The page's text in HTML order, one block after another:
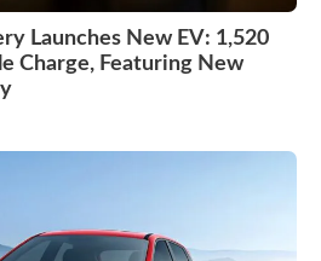
Launches New EV: 1,520
Charge, Featuring New